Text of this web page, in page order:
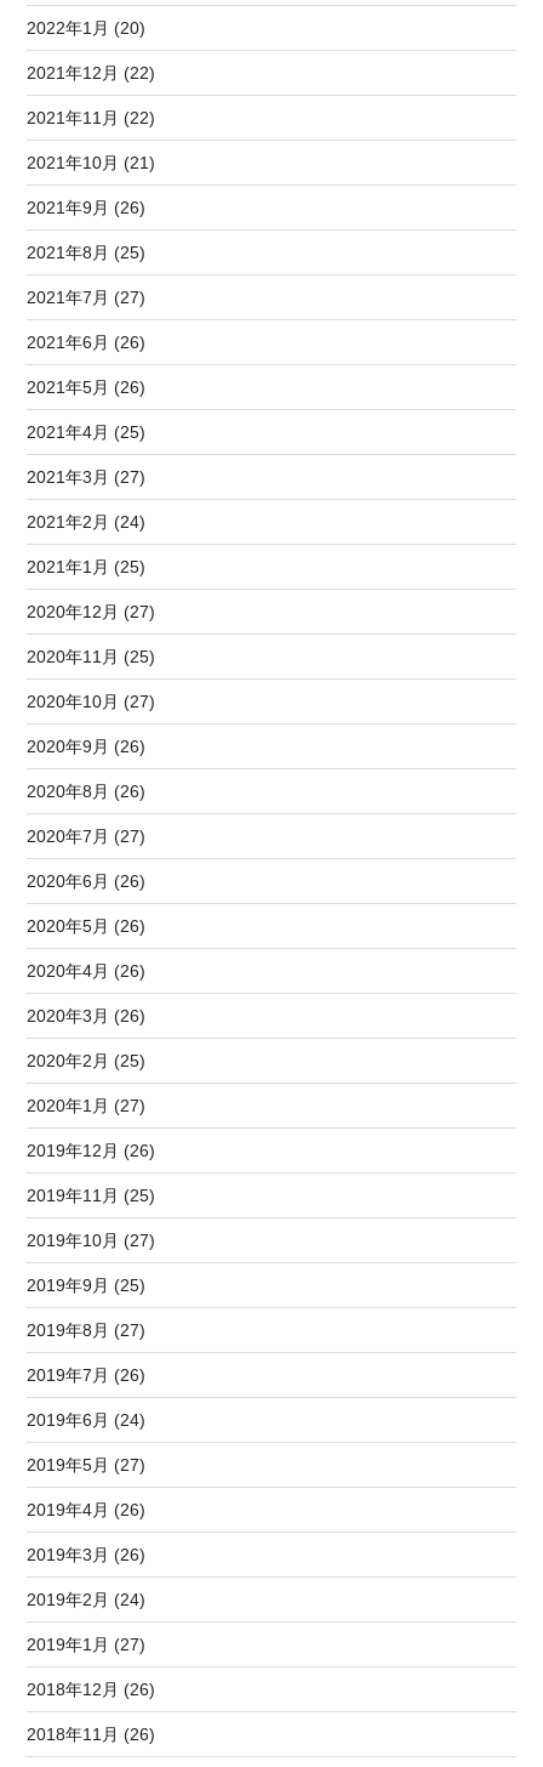
2022年1月 (20)
2021年12月 (22)
2021年11月 (22)
2021年10月 (21)
2021年9月 (26)
2021年8月 (25)
2021年7月 (27)
2021年6月 (26)
2021年5月 (26)
2021年4月 (25)
2021年3月 (27)
2021年2月 (24)
2021年1月 (25)
2020年12月 (27)
2020年11月 (25)
2020年10月 (27)
2020年9月 (26)
2020年8月 (26)
2020年7月 (27)
2020年6月 (26)
2020年5月 (26)
2020年4月 (26)
2020年3月 (26)
2020年2月 (25)
2020年1月 (27)
2019年12月 (26)
2019年11月 (25)
2019年10月 (27)
2019年9月 (25)
2019年8月 (27)
2019年7月 (26)
2019年6月 (24)
2019年5月 (27)
2019年4月 (26)
2019年3月 (26)
2019年2月 (24)
2019年1月 (27)
2018年12月 (26)
2018年11月 (26)